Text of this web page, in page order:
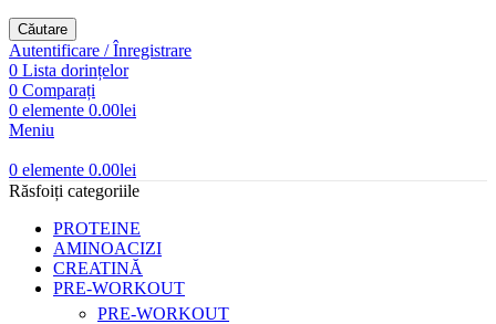
Căutare
Autentificare / Înregistrare
0 Lista dorințelor
0 Comparați
0 elemente 0.00lei
Meniu
0 elemente 0.00lei
Răsfoiți categoriile
PROTEINE
AMINOACIZI
CREATINĂ
PRE-WORKOUT
PRE-WORKOUT